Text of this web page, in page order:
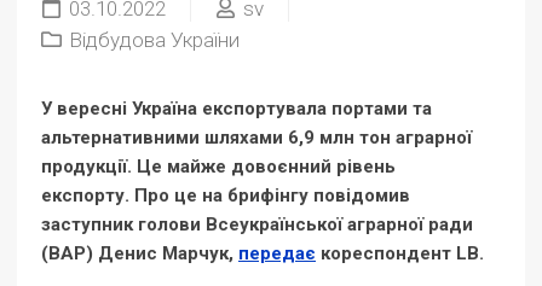
03.10.2022
sv
Відбудова України
У вересні Україна експортувала портами та
альтернативними шляхами 6,9 млн тон аграрної
продукції. Це майже довоєнний рівень
експорту. Про це на брифінгу повідомив
заступник голови Всеукраїнської аграрної ради
(ВАР) Денис Марчук, передає кореспондент LB.